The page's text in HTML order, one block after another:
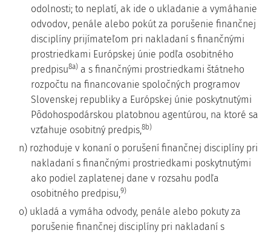
odolnosti; to neplatí, ak ide o ukladanie a vymáhanie
odvodov, penále alebo pokút za porušenie finančnej
disciplíny prijímateľom pri nakladaní s finančnými
prostriedkami Európskej únie podľa osobitného
predpisu8a) a s finančnými prostriedkami štátneho
rozpočtu na financovanie spoločných programov
Slovenskej republiky a Európskej únie poskytnutými
Pôdohospodárskou platobnou agentúrou, na ktoré sa
vzťahuje osobitný predpis,8b)
n) rozhoduje v konaní o porušení finančnej disciplíny pri
nakladaní s finančnými prostriedkami poskytnutými
ako podiel zaplatenej dane v rozsahu podľa
osobitného predpisu,9)
o) ukladá a vymáha odvody, penále alebo pokuty za
porušenie finančnej disciplíny pri nakladaní s